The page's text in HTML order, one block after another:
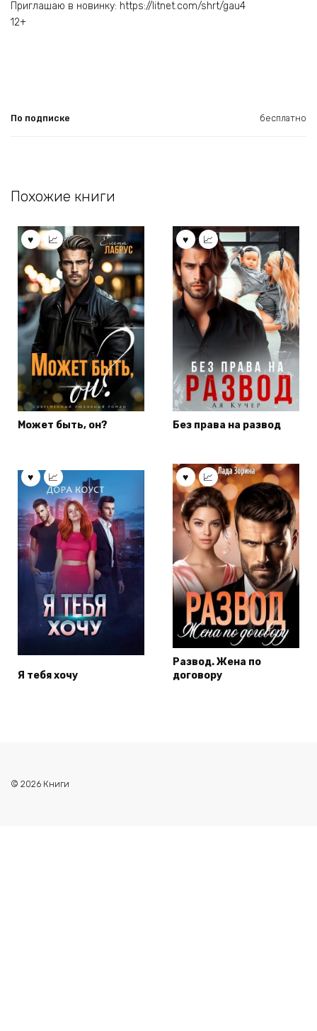
Приглашаю в новинку: https://litnet.com/shrt/gau4
12+
По подписке бесплатно
Похожие книги
Может быть, он? Без права на развод
Я тебя хочу
Развод. Жена по
договору
© 2026 Книги